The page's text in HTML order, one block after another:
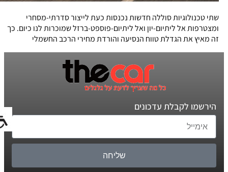
שתי טכנולוגיות סוללה חדשות נכנסות כעת לייצור סדרתי-מסחרי
ומצטרפות אל ליתיום-יון ואל ליתיום-פוספט-ברזל שמוכרות לנו כיום. כך
זה מאיץ את הגדלת טווח הנסיעה והורדת מחירי הרכב החשמלי
הירשמו לקבלת עדכונים
שליחה